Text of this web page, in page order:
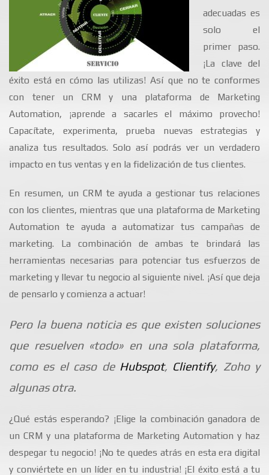
adecuadas es
solo el
primer paso.
¡La clave del
éxito está en cómo las utilizas! Así que no te conformes
con tener un CRM y una plataforma de Marketing
Automation, ¡aprende a sacarles el máximo provecho!
Capacítate, experimenta, prueba nuevas estrategias y
analiza tus resultados. Solo así podrás ver un verdadero
impacto en tus ventas y en la fidelización de tus clientes.
En resumen, un CRM te ayuda a gestionar tus relaciones
con los clientes, mientras que una plataforma de Marketing
Automation te ayuda a automatizar tus campañas de
marketing. La combinación de ambas te brindará las
herramientas necesarias para potenciar tus esfuerzos de
marketing y llevar tu negocio al siguiente nivel. ¡Así que deja
de pensarlo y comienza a actuar!
Pero la buena noticia es que existen soluciones
que resuelven «todo» en una sola plataforma,
como es el caso de Hubspot, Clientify, Zoho y
algunas otra.
¿Qué estás esperando? ¡Elige la combinación ganadora de
un CRM y una plataforma de Marketing Automation y haz
despegar tu negocio! ¡No te quedes atrás en esta era digital
y conviértete en un líder en tu industria! ¡El éxito está a tu